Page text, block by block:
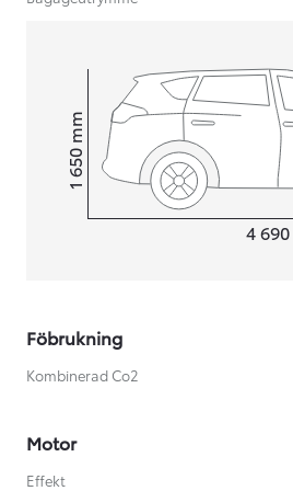
Nya Corolla Cross
4 690
Height1 650
mm
Föbrukning
Kombinerad Co2
Motor
Effekt